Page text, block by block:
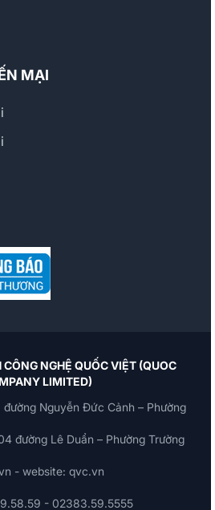
MẠI
NGHỆ QUỐC VIỆT (QUOC
LIMITED)
đường Nguyễn Đức Cảnh – Phường
đường Lê Duẩn – Phường Trường
- website: qvc.vn
- 02383.59.5555